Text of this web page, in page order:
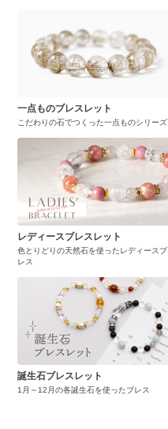
一点ものブレスレット
こだわりの石でつくった一点ものシリーズ
レディースブレスレット
色とりどりの天然石を使ったレディースブ
レス
誕生石ブレスレット
1月～12月の各誕生石を使ったブレス